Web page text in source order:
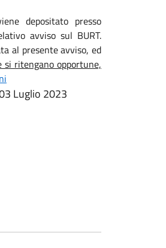
depositato presso
avviso sul BURT.
al presente avviso, ed
ritengano opportune,
Luglio 2023